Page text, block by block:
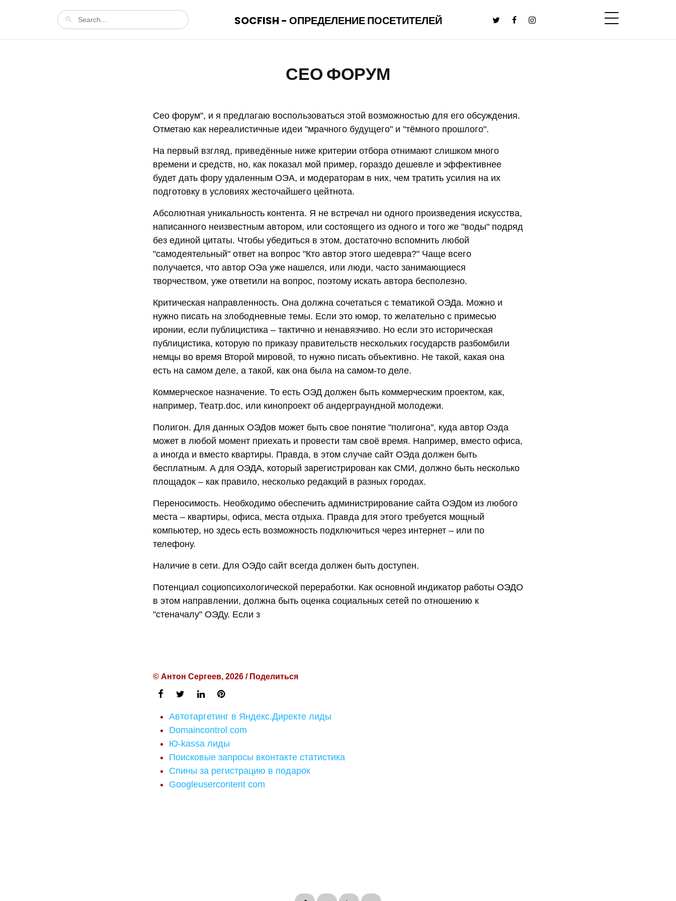
SOCFISH - ОПРЕДЕЛЕНИЕ ПОСЕТИТЕЛЕЙ
СЕО ФОРУМ
Сео форум", и я предлагаю воспользоваться этой возможностью для его обсуждения.
Отметаю как нереалистичные идеи "мрачного будущего" и "тёмного прошлого".
На первый взгляд, приведённые ниже критерии отбора отнимают слишком много
времени и средств, но, как показал мой пример, гораздо дешевле и эффективнее
будет дать фору удаленным ОЭА, и модераторам в них, чем тратить усилия на их
подготовку в условиях жесточайшего цейтнота.
Абсолютная уникальность контента. Я не встречал ни одного произведения искусства,
написанного неизвестным автором, или состоящего из одного и того же "воды" подряд
без единой цитаты. Чтобы убедиться в этом, достаточно вспомнить любой
"самодеятельный" ответ на вопрос "Кто автор этого шедевра?" Чаще всего
получается, что автор ОЭа уже нашелся, или люди, часто занимающиеся
творчеством, уже ответили на вопрос, поэтому искать автора бесполезно.
Критическая направленность. Она должна сочетаться с тематикой ОЭДа. Можно и
нужно писать на злободневные темы. Если это юмор, то желательно с примесью
иронии, если публицистика – тактично и ненавязчиво. Но если это историческая
публицистика, которую по приказу правительств нескольких государств разбомбили
немцы во время Второй мировой, то нужно писать объективно. Не такой, какая она
есть на самом деле, а такой, как она была на самом-то деле.
Коммерческое назначение. То есть ОЭД должен быть коммерческим проектом, как,
например, Театр.doc, или кинопроект об андерграундной молодежи.
Полигон. Для данных ОЭДов может быть свое понятие "полигона", куда автор Оэда
может в любой момент приехать и провести там своё время. Например, вместо офиса,
а иногда и вместо квартиры. Правда, в этом случае сайт ОЭда должен быть
бесплатным. А для ОЭДА, который зарегистрирован как СМИ, должно быть несколько
площадок – как правило, несколько редакций в разных городах.
Переносимость. Необходимо обеспечить администрирование сайта ОЭДом из любого
места – квартиры, офиса, места отдыха. Правда для этого требуется мощный
компьютер, но здесь есть возможность подключиться через интернет – или по
телефону.
Наличие в сети. Для ОЭДо сайт всегда должен быть доступен.
Потенциал социопсихологической переработки. Как основной индикатор работы ОЭДО
в этом направлении, должна быть оценка социальных сетей по отношению к
"стеначалу" ОЭДу. Если з
© Антон Сергеев, 2026 / Поделиться
Автотаргетинг в Яндекс.Директе лиды
Domaincontrol com
Ю-kassa лиды
Поисковые запросы вконтакте статистика
Спины за регистрацию в подарок
Googleusercontent com